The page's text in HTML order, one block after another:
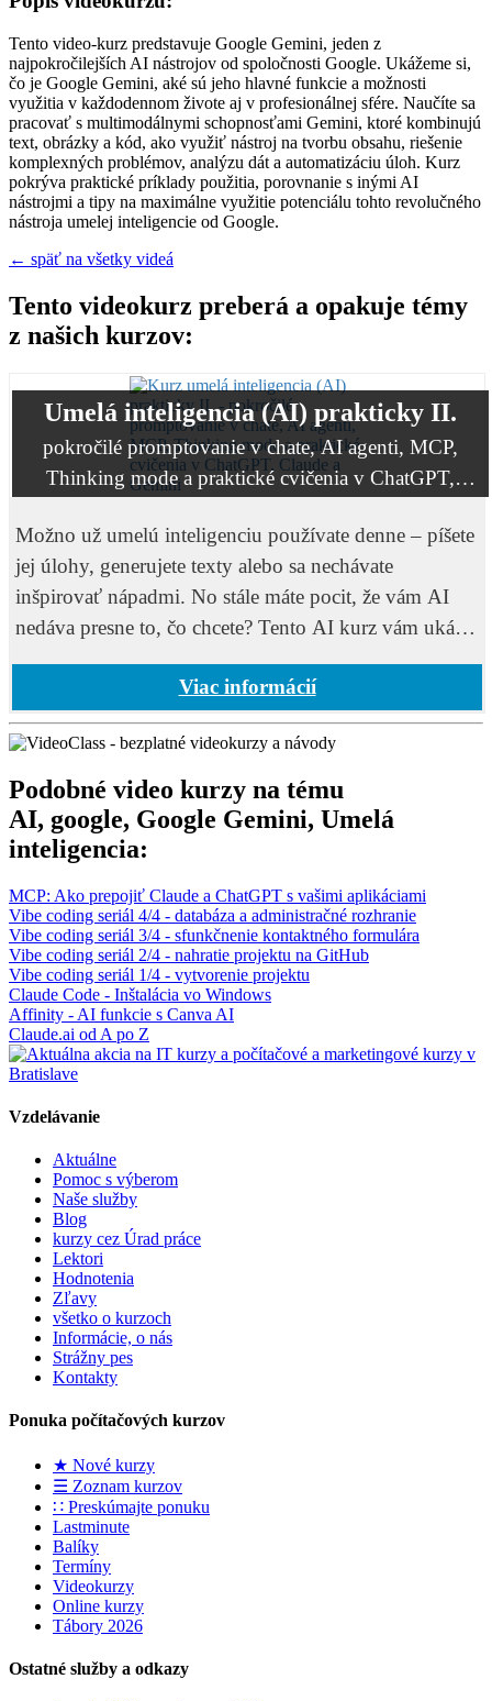
Tento video-kurz predstavuje Google Gemini, jeden z
najpokročilejších AI nástrojov od spoločnosti Google. Ukážeme si,
čo je Google Gemini, aké sú jeho hlavné funkcie a možnosti
využitia v každodennom živote aj v profesionálnej sfére. Naučíte sa
pracovať s multimodálnymi schopnosťami Gemini, ktoré kombinujú
text, obrázky a kód, ako využiť nástroj na tvorbu obsahu, riešenie
komplexných problémov, analýzu dát a automatizáciu úloh. Kurz
pokrýva praktické príklady použitia, porovnanie s inými AI
nástrojmi a tipy na maximálne využitie potenciálu tohto revolučného
nástroja umelej inteligencie od Google.
← späť na všetky videá
Tento videokurz preberá a opakuje témy
z našich kurzov:
Umelá inteligencia (AI) prakticky II.
pokročilé promptovanie v chate, AI agenti, MCP,
Thinking mode a praktické cvičenia v ChatGPT,
Možno už umelú inteligenciu používate denne – píšete
jej úlohy, generujete texty alebo sa nechávate
inšpirovať nápadmi. No stále máte pocit, že vám AI
nedáva presne to, čo chcete? Tento AI kurz vám ukáže,
Viac informácií
Podobné video kurzy na tému
AI, google, Google Gemini, Umelá
inteligencia:
MCP: Ako prepojiť Claude a ChatGPT s vašimi aplikáciami
Vibe coding seriál 4/4 - databáza a administračné rozhranie
Vibe coding seriál 3/4 - sfunkčnenie kontaktného formulára
Vibe coding seriál 2/4 - nahratie projektu na GitHub
Vibe coding seriál 1/4 - vytvorenie projektu
Claude Code - Inštalácia vo Windows
Affinity - AI funkcie s Canva AI
Claude.ai od A po Z
Vzdelávanie
Aktuálne
Pomoc s výberom
Naše služby
Blog
kurzy cez Úrad práce
Lektori
Hodnotenia
Zľavy
všetko o kurzoch
Informácie, o nás
Strážny pes
Kontakty
Ponuka počítačových kurzov
★ Nové kurzy
☰ Zoznam kurzov
∷ Preskúmajte ponuku
Lastminute
Balíky
Termíny
Videokurzy
Online kurzy
Tábory 2026
Ostatné služby a odkazy